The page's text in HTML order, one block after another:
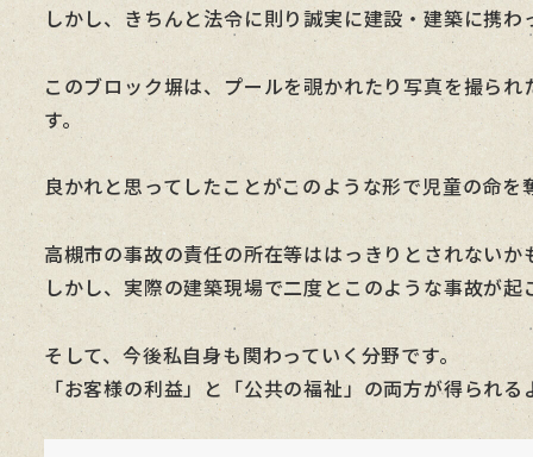
しかし、きちんと法令に則り誠実に建設・建築に携
このブロック塀は、プールを覗かれたり写真を撮ら
す。
良かれと思ってしたことがこのような形で児童の命
高槻市の事故の責任の所在等ははっきりとされないか
しかし、実際の建築現場で二度とこのような事故が
そして、今後私自身も関わっていく分野です。
「お客様の利益」と「公共の福祉」の両方が得られ